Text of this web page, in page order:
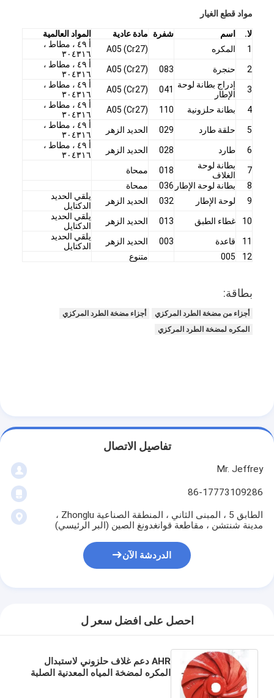
أخبار
جميع القضايا
Blog
الدردشة الآن
Ecer
مضخة الطين الأفقية
مضخة الطين الطرد المركزي
مضخة حرارة مصدر المياه
مضخة الحرارة المائية
مضخة الطرد المركزي العمودية
مواد قطع الغيار
لا. اسم شفرة مادة عادية
المواد العالمية
1
المكره A05 (Cr27)
أ ٤٩ ، مطاط ،
٣٠٤٣١٦
2
حنجرة 083
A05 (Cr27)
أ ٤٩ ، مطاط ،
٣٠٤٣١٦
3
إدراج بطانة لوحة
الإطار
041
A05 (Cr27)
أ ٤٩ ، مطاط ،
٣٠٤٣١٦
4
بطانة حلزونية 110
A05 (Cr27)
أ ٤٩ ، مطاط ،
٣٠٤٣١٦
5
حلقة طارد 029 الحديد الزهر
أ ٤٩ ، مطاط ،
٣٠٤٣١٦
6
طارد 028 الحديد الزهر
أ ٤٩ ، مطاط ،
٣٠٤٣١٦
7
بطانة لوحة
الغلاف
018
ممحاة
8
بطانة لوحة الإطار 036
ممحاة
9
لوحة الإطار 032 الحديد الزهر
يلقي الحديد
الدكتايل
10
غطاء الطبق 013 الحديد الزهر
يلقي الحديد
الدكتايل
11
قاعدة 003 الحديد الزهر
يلقي الحديد
الدكتايل
12
005 متنوع
بطاقة:
أجزاء من مضخة الطرد المركزي
أجزاء مضخة الطرد المركزي
المكره لمضخة الطرد المركزي
تفاصيل الاتصال
Mr. Jeffrey
86-17773109286
الطابق 5 ، المبنى الثاني ، المنطقة الصناعية Zhonglu ،
مدينة شنتشن ، مقاطعة قوانغدونغ الصين (البر الرئيسي)
الدردشة الآن
احصل على افضل سعر ل
AHR دعم غلاف حلزوني لاستبدال
المكره لمضخة المياه المعدنية الصلبة